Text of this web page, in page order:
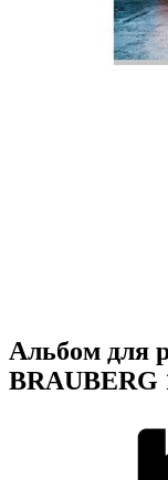
Альбом для
BRAUBERG